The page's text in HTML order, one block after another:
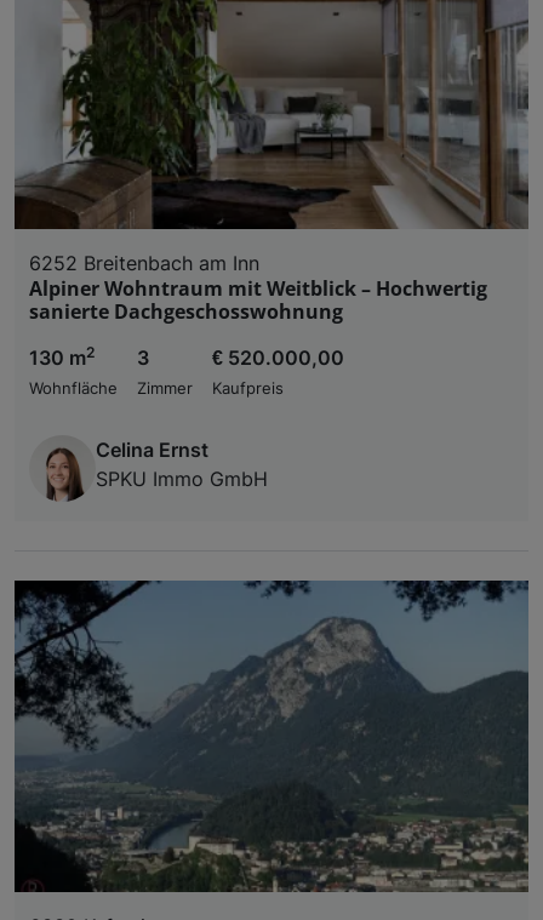
6252 Breitenbach am Inn
Alpiner Wohntraum mit Weitblick – Hochwertig
sanierte Dachgeschosswohnung
130 m2
Wohnfläche
3
Zimmer
€ 520.000,00
Kaufpreis
Celina Ernst
SPKU Immo GmbH